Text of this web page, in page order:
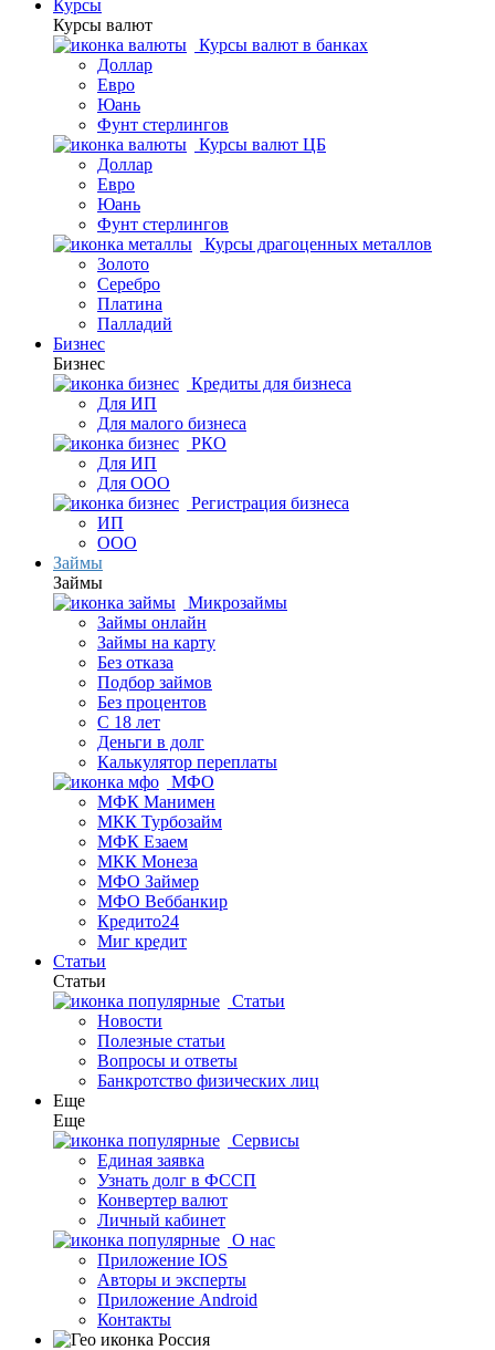
Курсы
Курсы валют
Курсы валют в банках
Доллар
Евро
Юань
Фунт стерлингов
Курсы валют ЦБ
Доллар
Евро
Юань
Фунт стерлингов
Курсы драгоценных металлов
Золото
Серебро
Платина
Палладий
Бизнес
Бизнес
Кредиты для бизнеса
Для ИП
Для малого бизнеса
РКО
Для ИП
Для ООО
Регистрация бизнеса
ИП
ООО
Займы
Займы
Микрозаймы
Займы онлайн
Займы на карту
Без отказа
Подбор займов
Без процентов
С 18 лет
Деньги в долг
Калькулятор переплаты
МФО
МФК Манимен
МКК Турбозайм
МФК Езаем
МКК Монеза
МФО Займер
МФО Веббанкир
Кредито24
Миг кредит
Статьи
Статьи
Статьи
Новости
Полезные статьи
Вопросы и ответы
Банкротство физических лиц
Еще
Еще
Сервисы
Единая заявка
Узнать долг в ФССП
Конвертер валют
Личный кабинет
О нас
Приложение IOS
Авторы и эксперты
Приложение Android
Контакты
Россия